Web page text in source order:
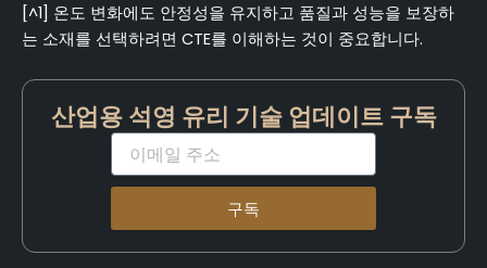
[^1] 온도 변화에도 안정성을 유지하고 품질과 성능을 보장하
는 소재를 선택하려면 CTE를 이해하는 것이 중요합니다.
산업용 석영 유리 기술 업데이트 구독
이
일
구독